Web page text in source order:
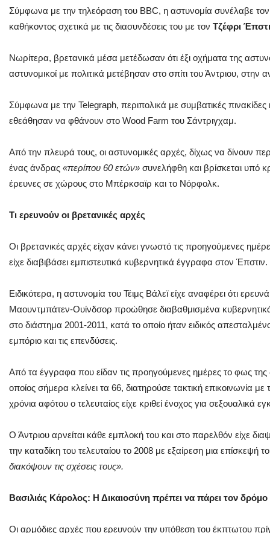
Σύμφωνα με την τηλεόραση του BBC, η αστυνομία συνέλαβε
καθήκοντος σχετικά με τις διασυνδέσεις του με τον Τζέφρι
Νωρίτερα, βρετανικά μέσα μετέδωσαν ότι έξι οχήματα της
αστυνομικοί με πολιτικά μετέβησαν στο σπίτι του Άντριου, στην
Σύμφωνα με την Telegraph, περιπολικά με συμβατικές πινακίδες
εθεάθησαν να φθάνουν στο Wood Farm του Σάντριγχαμ.
Από την πλευρά τους, οι αστυνομικές αρχές, δίχως να δίνουν
ένας άνδρας «περίπου 60 ετών» συνελήφθη και βρίσκεται υπό
έρευνες σε χώρους στο Μπέρκσαϊρ και το Νόρφολκ.
Τι ερευνούν οι βρετανικές αρχές
Οι βρετανικές αρχές είχαν κάνει γνωστό τις προηγούμενες
είχε διαβιβάσει εμπιστευτικά κυβερνητικά έγγραφα στον Έπστιν.
Ειδικότερα, η αστυνομία του Τέιμς Βάλεϊ είχε αναφέρει ότι
Μαουντμπάτεν-Ουίνδσορ προώθησε διαβαθμισμένα
στο διάστημα 2001-2011, κατά το οποίο ήταν ειδικός
εμπόριο και τις επενδύσεις.
Από τα έγγραφα που είδαν τις προηγούμενες ημέρες το φως της
οποίος σήμερα κλείνει τα 66, διατηρούσε τακτική επικοινωνία
χρόνια αφότου ο τελευταίος είχε κριθεί ένοχος για σεξουαλικά
Ο Άντριου αρνείται κάθε εμπλοκή του και στο παρελθόν είχε
την καταδίκη του τελευταίου το 2008 με εξαίρεση μια επίσκεψή
διακόψουν τις σχέσεις τους».
Βασιλιάς Κάρολος: Η Δικαιοσύνη πρέπει να πάρει τον δρόμο
Οι αρμόδιες αρχές που ερευνούν την υπόθεση του έκπτωτου